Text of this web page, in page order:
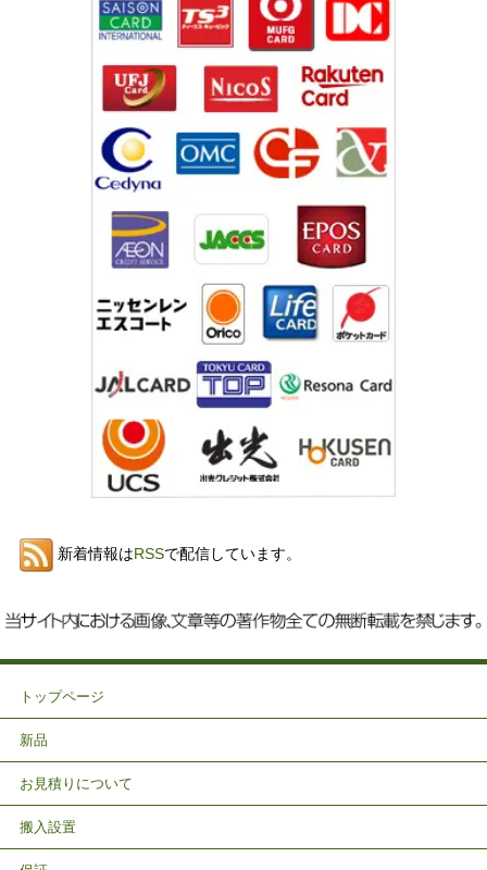
新着情報はRSSで配信しています。
トップページ
新品
お見積りについて
搬入設置